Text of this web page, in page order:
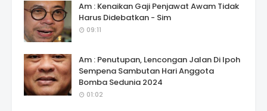
Am : Kenaikan Gaji Penjawat Awam Tidak
Harus Didebatkan - Sim
09:11
Am : Penutupan, Lencongan Jalan Di Ipoh
Sempena Sambutan Hari Anggota
Bomba Sedunia 2024
01:02